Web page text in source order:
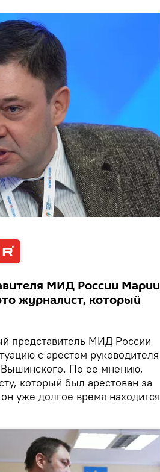
МИД России Марии
журналист, который
представитель МИД России
с арестом руководителя
По ее мнению,
который был арестован за
уже долгое время находится